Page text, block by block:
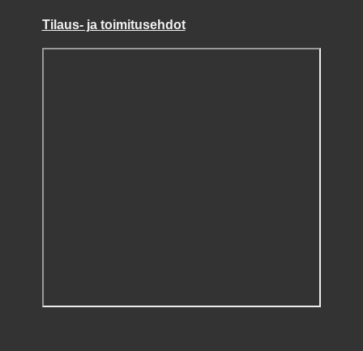
Tilaus- ja toimitusehdot